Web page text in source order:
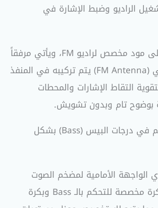
الراديو وضبط الإشارة في
يحتوي النظام على مود مخصص لراديو FM، ويأتي مرفقاً
معه سلك هوائي (FM Antenna) يتم تركيبه في المنفذ
التقاط الإشارات والمحطات
بوضوح تام وبدون تشويش.
هل يمكن التحكم في درجات البيس (Bass) بشكل
الواجهة الأمامية لمضخم الصوت
الرئيسي على بكرة مخصصة للتحكم بالـ Bass وبكرة